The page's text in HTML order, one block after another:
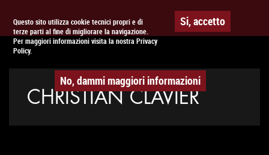
Questo sito utilizza cookie tecnici propri e di
terze parti al fine di migliorare la navigazione.
Per maggiori informazioni visita la nostra Privacy
Policy.
Si, accetto
No, dammi maggiori informazioni
APPUNTAMENTO AL CINEMA
CHRISTIAN CLAVIER